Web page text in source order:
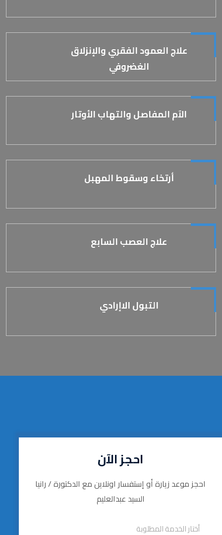
علاج العمود الفقري والإنزلاق
الغضروفي
الآم المفاصل والتهاب الأوتار
أرتخاء وسقوط المهبل
علاج العصب السابع
التبول الاإرادي
احجز الآن
احجز موعد زيارة أو إستفسار اونلاين مع الدكتورة / رانيا
السيد عبدالعليم